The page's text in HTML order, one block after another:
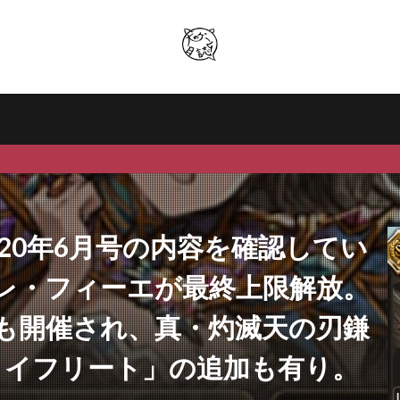
年6月号の内容を確認してい
・フィーエが最終上限解放。
開催され、真・灼滅天の刃鎌
フリート」の追加も有り。